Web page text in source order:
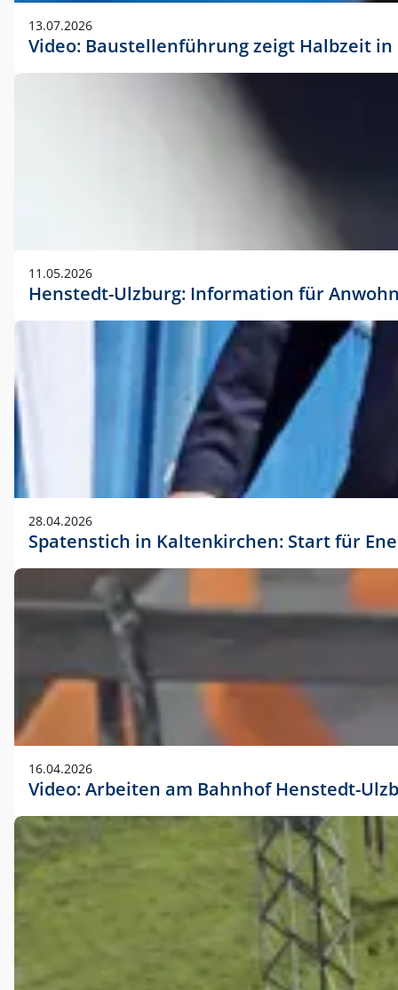
13.07.2026
Video: Baustellenführung zeigt Halbzeit
11.05.2026
Henstedt-Ulzburg: Information für
28.04.2026
Spatenstich in Kaltenkirchen: Start für
16.04.2026
Video: Arbeiten am Bahnhof Henstedt-